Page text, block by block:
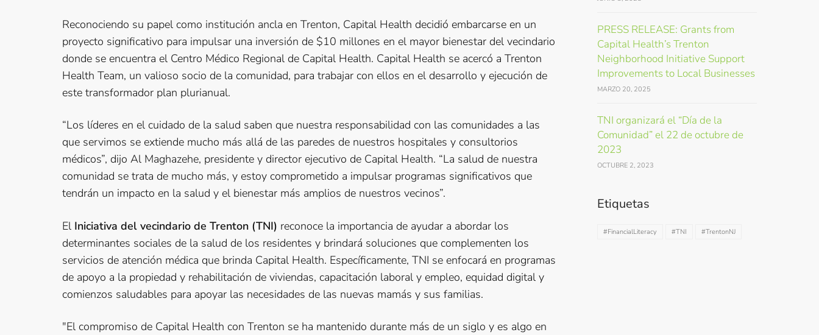
Reconociendo su papel como institución ancla en Trenton, Capital Health decidió embarcarse en un
proyecto significativo para impulsar una inversión de $10 millones en el mayor bienestar del vecindario
donde se encuentra el Centro Médico Regional de Capital Health. Capital Health se acercó a Trenton
Health Team, un valioso socio de la comunidad, para trabajar con ellos en el desarrollo y ejecución de
este transformador plan plurianual.
“Los líderes en el cuidado de la salud saben que nuestra responsabilidad con las comunidades a las
que servimos se extiende mucho más allá de las paredes de nuestros hospitales y consultorios
médicos”, dijo Al Maghazehe, presidente y director ejecutivo de Capital Health. “La salud de nuestra
comunidad se trata de mucho más, y estoy comprometido a impulsar programas significativos que
tendrán un impacto en la salud y el bienestar más amplios de nuestros vecinos”.
El Iniciativa del vecindario de Trenton (TNI) reconoce la importancia de ayudar a abordar los
determinantes sociales de la salud de los residentes y brindará soluciones que complementen los
servicios de atención médica que brinda Capital Health. Específicamente, TNI se enfocará en programas
de apoyo a la propiedad y rehabilitación de viviendas, capacitación laboral y empleo, equidad digital y
comienzos saludables para apoyar las necesidades de las nuevas mamás y sus familias.
"El compromiso de Capital Health con Trenton se ha mantenido durante más de un siglo y es algo en
PRESS RELEASE: Grants from
Capital Health’s Trenton
Neighborhood Initiative Support
Improvements to Local Businesses
MARZO 20, 2025
TNI organizará el “Día de la
Comunidad” el 22 de octubre de
2023
OCTUBRE 2, 2023
Etiquetas
#FinancialLiteracy #TNI #TrentonNJ